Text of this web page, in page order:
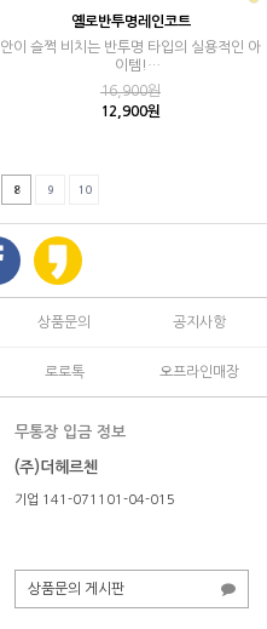
옐로반투명레인코트
안이 슬쩍 비치는 반투명 타입의 실용적인 아
이템!
비 오는 날 발랄하게 착용할 수 있는 우비♪
16,900원
12,900원
8 9 10
상품문의 공지사항
로로톡 오프라인매장
무통장 입금 정보
(주)더헤르첸
기업 141-071101-04-015
상품문의 게시판